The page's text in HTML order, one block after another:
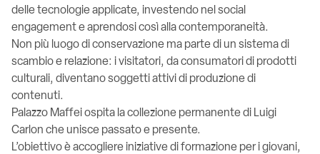
delle tecnologie applicate, investendo nel social
engagement e aprendosi così alla contemporaneità.
Non più luogo di conservazione ma parte di un sistema di
scambio e relazione: i visitatori, da consumatori di prodotti
culturali, diventano soggetti attivi di produzione di
contenuti.
Palazzo Maffei ospita la collezione permanente di Luigi
Carlon che unisce passato e presente.
L’obiettivo è accogliere iniziative di formazione per i giovani,